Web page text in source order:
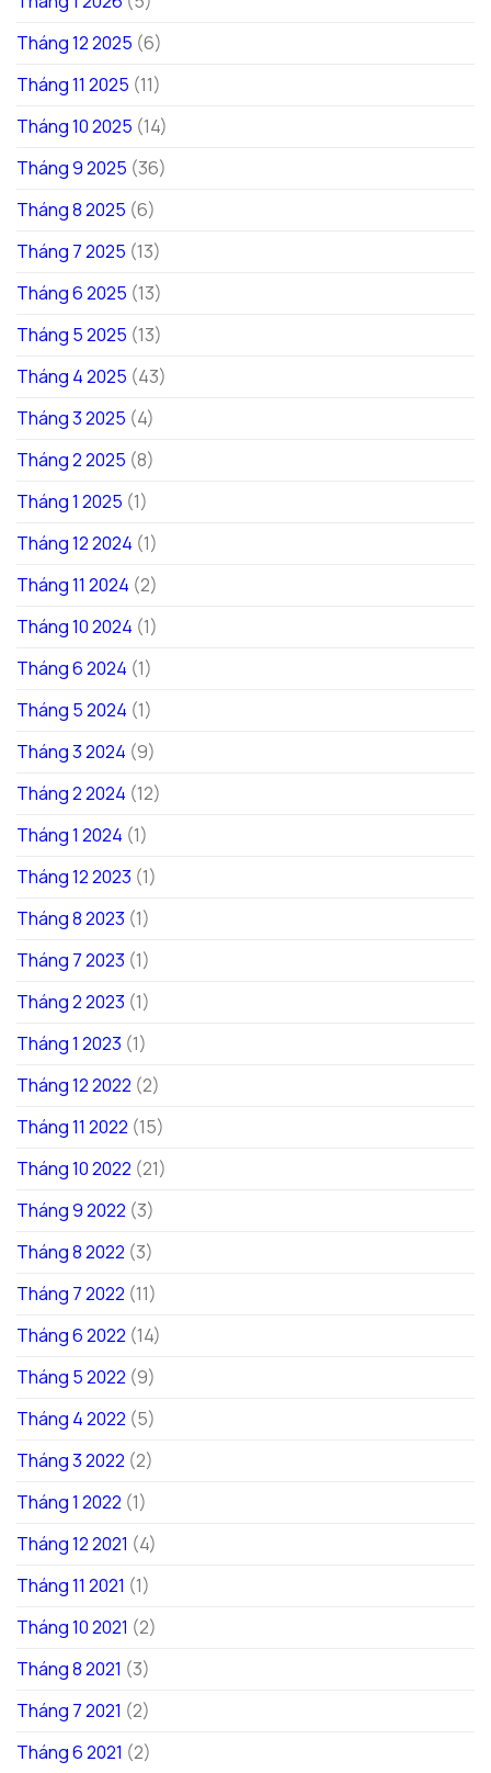
Tháng 12 2025 (6)
Tháng 11 2025 (11)
Tháng 10 2025 (14)
Tháng 9 2025 (36)
Tháng 8 2025 (6)
Tháng 7 2025 (13)
Tháng 6 2025 (13)
Tháng 5 2025 (13)
Tháng 4 2025 (43)
Tháng 3 2025 (4)
Tháng 2 2025 (8)
Tháng 1 2025 (1)
Tháng 12 2024 (1)
Tháng 11 2024 (2)
Tháng 10 2024 (1)
Tháng 6 2024 (1)
Tháng 5 2024 (1)
Tháng 3 2024 (9)
Tháng 2 2024 (12)
Tháng 1 2024 (1)
Tháng 12 2023 (1)
Tháng 8 2023 (1)
Tháng 7 2023 (1)
Tháng 2 2023 (1)
Tháng 1 2023 (1)
Tháng 12 2022 (2)
Tháng 11 2022 (15)
Tháng 10 2022 (21)
Tháng 9 2022 (3)
Tháng 8 2022 (3)
Tháng 7 2022 (11)
Tháng 6 2022 (14)
Tháng 5 2022 (9)
Tháng 4 2022 (5)
Tháng 3 2022 (2)
Tháng 1 2022 (1)
Tháng 12 2021 (4)
Tháng 11 2021 (1)
Tháng 10 2021 (2)
Tháng 8 2021 (3)
Tháng 7 2021 (2)
Tháng 6 2021 (2)